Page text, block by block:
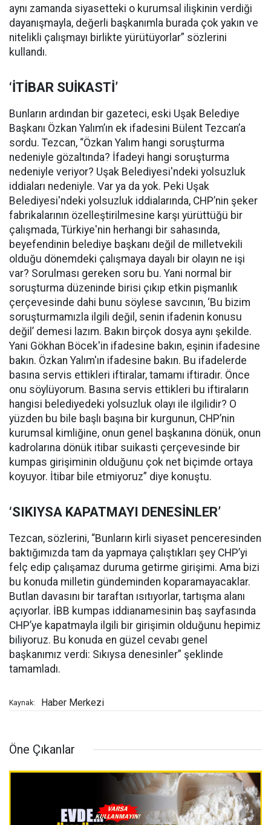
aynı zamanda siyasetteki o kurumsal ilişkinin verdiği
dayanışmayla, değerli başkanımla burada çok yakın ve
nitelikli çalışmayı birlikte yürütüyorlar” sözlerini
kullandı.
‘İTİBAR SUİKASTİ’
Bunların ardından bir gazeteci, eski Uşak Belediye
Başkanı Özkan Yalım’ın ek ifadesini Bülent Tezcan’a
sordu. Tezcan, “Özkan Yalım hangi soruşturma
nedeniyle gözaltında? İfadeyi hangi soruşturma
nedeniyle veriyor? Uşak Belediyesi'ndeki yolsuzluk
iddiaları nedeniyle. Var ya da yok. Peki Uşak
Belediyesi'ndeki yolsuzluk iddialarında, CHP’nin şeker
fabrikalarının özelleştirilmesine karşı yürüttüğü bir
çalışmada, Türkiye'nin herhangi bir sahasında,
beyefendinin belediye başkanı değil de milletvekili
olduğu dönemdeki çalışmaya dayalı bir olayın ne işi
var? Sorulması gereken soru bu. Yani normal bir
soruşturma düzeninde birisi çıkıp etkin pişmanlık
çerçevesinde dahi bunu söylese savcının, ‘Bu bizim
soruşturmamızla ilgili değil, senin ifadenin konusu
değil’ demesi lazım. Bakın birçok dosya aynı şekilde.
Yani Gökhan Böcek'in ifadesine bakın, eşinin ifadesine
bakın. Özkan Yalım'ın ifadesine bakın. Bu ifadelerde
basına servis ettikleri iftiralar, tamamı iftiradır. Önce
onu söylüyorum. Basına servis ettikleri bu iftiraların
hangisi belediyedeki yolsuzluk olayı ile ilgilidir? O
yüzden bu bile başlı başına bir kurgunun, CHP’nin
kurumsal kimliğine, onun genel başkanına dönük, onun
kadrolarına dönük itibar suikasti çerçevesinde bir
kumpas girişiminin olduğunu çok net biçimde ortaya
koyuyor. İtibar bile etmiyoruz” diye konuştu.
‘SIKIYSA KAPATMAYI DENESİNLER’
Tezcan, sözlerini, “Bunların kirli siyaset penceresinden
baktığımızda tam da yapmaya çalıştıkları şey CHP’yi
felç edip çalışamaz duruma getirme girişimi. Ama bizi
bu konuda milletin gündeminden koparamayacaklar.
Butlan davasını bir taraftan ısıtıyorlar, tartışma alanı
açıyorlar. İBB kumpas iddianamesinin baş sayfasında
CHP’ye kapatmayla ilgili bir girişimin olduğunu hepimiz
biliyoruz. Bu konuda en güzel cevabı genel
başkanımız verdi: Sıkıysa denesinler” şeklinde
tamamladı.
Kaynak: Haber Merkezi
Öne Çıkanlar